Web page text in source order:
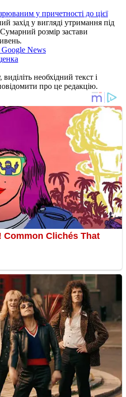
у причетності до цієї
захід у вигляді утримання під
розмір застави
News
необхідний текст і
про це редакцію.